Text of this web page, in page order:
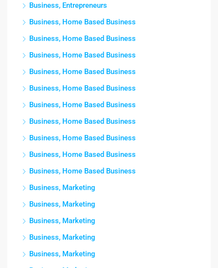
Business, Entrepreneurs
Business, Home Based Business
Business, Home Based Business
Business, Home Based Business
Business, Home Based Business
Business, Home Based Business
Business, Home Based Business
Business, Home Based Business
Business, Home Based Business
Business, Home Based Business
Business, Home Based Business
Business, Marketing
Business, Marketing
Business, Marketing
Business, Marketing
Business, Marketing